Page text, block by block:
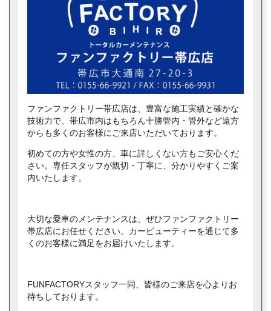
ファンファクトリー帯広店は、豊富な施工実績と確かな
技術力で、帯広市内はもちろん十勝管内・管外など遠方
からも多くのお客様にご来店いただいております。
初めての方や女性の方、車に詳しくない方もご安心くだ
さい。専任スタッフが親切・丁寧に、分かりやすくご案
内いたします。
大切な愛車のメンテナンスは、ぜひファンファクトリー
帯広店にお任せください。カービューティーを通じて多
くのお客様に満足をお届けいたします。
FUNFACTORYスタッフ一同、皆様のご来店を心よりお
待ちしております。